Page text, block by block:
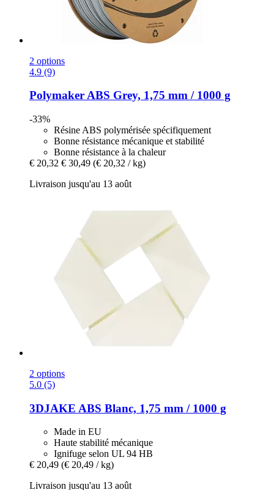
2 options
4.9 (9)
PolymakerABS Grey, 1,75 mm / 1000 g
-33%
Résine ABS polymérisée spécifiquement
Bonne résistance mécanique et stabilité
Bonne résistance à la chaleur
€ 20,32 € 30,49 (€ 20,32 / kg)
Livraison jusqu'au 13 août
2 options
5.0 (5)
3DJAKE ABS Blanc, 1,75 mm / 1000 g
Made in EU
Haute stabilité mécanique
Ignifuge selon UL 94 HB
€ 20,49 (€ 20,49 / kg)
Livraison jusqu'au 13 août